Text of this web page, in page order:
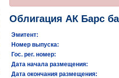
Облигация АК Барс
Эмитент:
Номер выпуска:
Гос. рег. номер:
Дата начала размещения:
Дата окончания размещения: